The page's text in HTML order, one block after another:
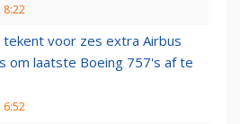
8:22
tekent voor zes extra Airbus
om laatste Boeing 757's af te
6:52